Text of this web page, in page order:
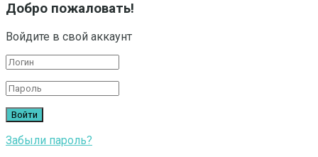
Добро пожаловать!
Войдите в свой аккаунт
Забыли пароль?